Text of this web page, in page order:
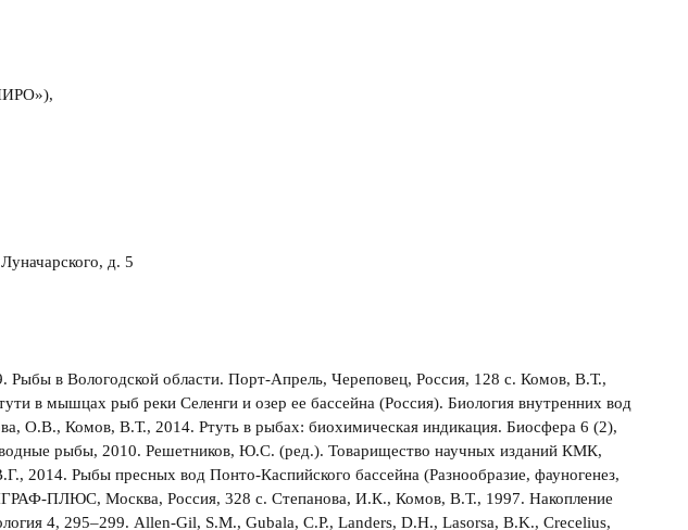
д. 5
в Вологодской области. Порт-Апрель, Череповец, Россия, 128 с. Комов, В.Т.,
в мышцах рыб реки Селенги и озер ее бассейна (Россия). Биология внутренних вод
О.В., Комов, В.Т., 2014. Ртуть в рыбах: биохимическая индикация. Биосфера 6 (2),
рыбы, 2010. Решетников, Ю.С. (ред.). Товарищество научных изданий КМК,
2014. Рыбы пресных вод Понто-Каспийского бассейна (Разнообразие, фауногенез,
ПЛЮС, Москва, Россия, 328 с. Степанова, И.К., Комов, В.Т., 1997. Накопление
4, 295–299. Allen-Gil, S.M., Gubala, C.P., Landers, D.H., Lasorsa, B.K., Crecelius,